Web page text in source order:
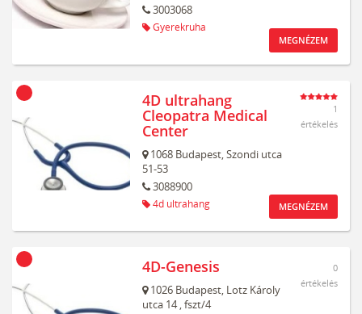
3003068
Gyerekruha
MEGNÉZEM
4D ultrahang
Cleopatra Medical
Center
1068 Budapest,Szondi utca
51-53
3088900
4d ultrahang
1
értékelés
MEGNÉZEM
4D-Genesis
1026 Budapest, Lotz Károly
utca 14, fszt/4
0
értékelés